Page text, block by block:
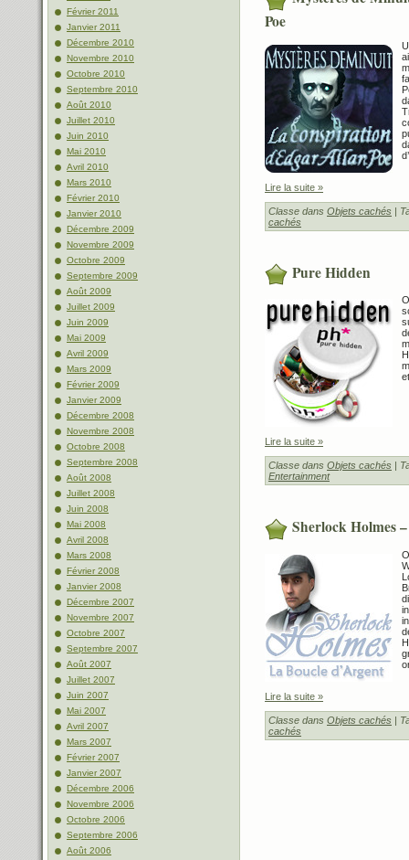
Février 2011
Janvier 2011
Décembre 2010
Novembre 2010
Octobre 2010
Septembre 2010
Août 2010
Juillet 2010
Juin 2010
Mai 2010
Avril 2010
Mars 2010
Février 2010
Janvier 2010
Décembre 2009
Novembre 2009
Octobre 2009
Septembre 2009
Août 2009
Juillet 2009
Juin 2009
Mai 2009
Avril 2009
Mars 2009
Février 2009
Janvier 2009
Décembre 2008
Novembre 2008
Octobre 2008
Septembre 2008
Août 2008
Juillet 2008
Juin 2008
Mai 2008
Avril 2008
Mars 2008
Février 2008
Janvier 2008
Décembre 2007
Novembre 2007
Octobre 2007
Septembre 2007
Août 2007
Juillet 2007
Juin 2007
Mai 2007
Avril 2007
Mars 2007
Février 2007
Janvier 2007
Décembre 2006
Novembre 2006
Octobre 2006
Septembre 2006
Août 2006
Poe
Lire la suite »
Classe dans Objets cachés |
cachés
Pure Hidden
Lire la suite »
Classe dans Objets cachés |
Entertainment
Sherlock Holmes
Lire la suite »
Classe dans Objets cachés |
cachés